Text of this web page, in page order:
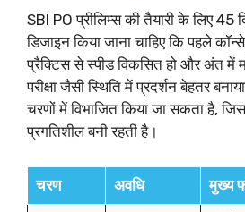
SBI PO प्रीलिम्स की तैयारी के लिए 45
डिजाइन किया जाना चाहिए कि पहले
प्रैक्टिस से स्पीड विकसित हो और अंत में
परीक्षा जैसी स्थिति में प्रदर्शन बेहतर
चरणों में विभाजित किया जा सकता है,
प्रगतिशील बनी रहती है।
चरण अवधि मुख्य